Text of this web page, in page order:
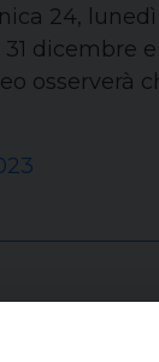
24,
dicembre e
osserverà